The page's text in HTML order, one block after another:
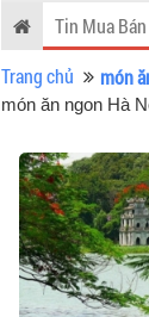
Tin Mua
Trang chủ
món
món ăn ngon Hà